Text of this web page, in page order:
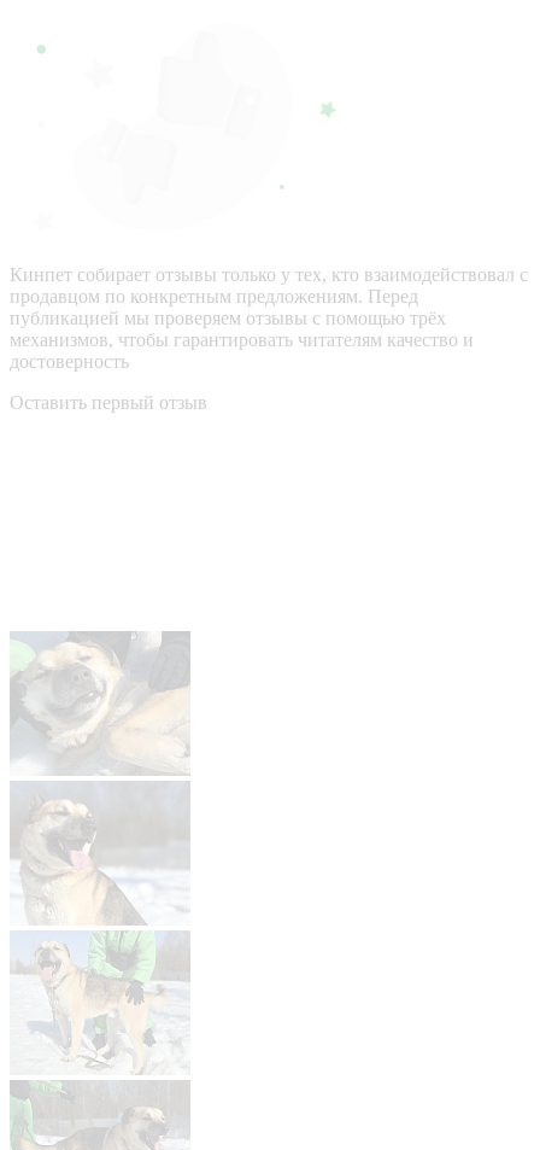
Кинпет собирает отзывы только у тех, кто взаимодействовал с
продавцом по конкретным предложениям. Перед
публикацией мы проверяем отзывы с помощью трёх
механизмов, чтобы гарантировать читателям качество и
достоверность
Оставить первый отзыв